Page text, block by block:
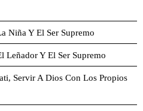
Niña Y El Ser Supremo
Leñador Y El Ser Supremo
Servir A Dios Con Los Propios